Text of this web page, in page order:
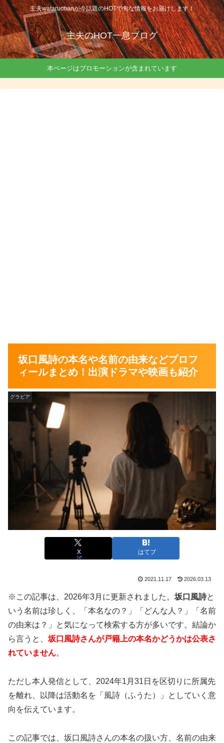
主夫wataruchanが今話題のHOTで旬な情報をお届けします！
主夫のHOT一息ブログ
本ページはプロモーションが含まれています
坂口風詩の本名や名前の由来などプロフ
ィールまとめ！出演ドラマや映画も紹介
グラビア
X はてブ
2021.11.17 2026.03.13
※この記事は、2026年3月に更新されました。 坂口風詩と
いう名前は珍しく、「本名なの？」「どんな人？」「名前
の由来は？」と気になって検索する方が多いです。結論か
ら言うと、 坂口風詩さんが戸籍上の本名かどうかは公表さ
れていません。
ただし本人発信として、2024年1月31日を区切りに所属先
を離れ、以降は活動名を「風詩（ふうた）」としていく意
向を伝えています。
この記事では、坂口風詩さんの本名の扱い方、名前の由来